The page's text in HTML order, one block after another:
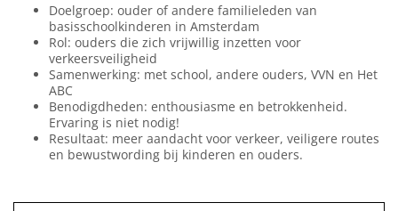
Doelgroep: ouder of andere familieleden van
basisschoolkinderen in Amsterdam
Rol: ouders die zich vrijwillig inzetten voor
verkeersveiligheid
Samenwerking: met school, andere ouders, VVN en Het
ABC
Benodigdheden: enthousiasme en betrokkenheid.
Ervaring is niet nodig!
Resultaat: meer aandacht voor verkeer, veiligere routes
en bewustwording bij kinderen en ouders.